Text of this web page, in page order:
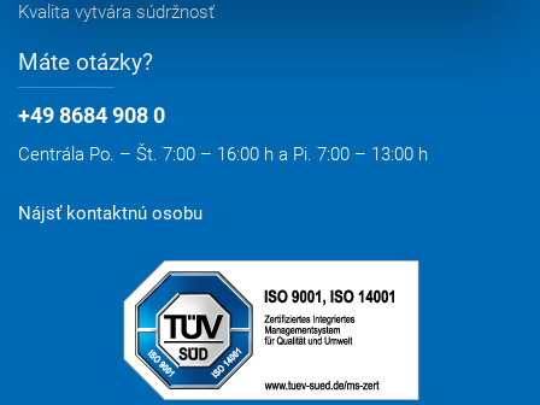
Kvalita vytvára súdržnosť
Máte otázky?
+49 8684 908 0
Centrála Po. – Št. 7:00 – 16:00 h a Pi. 7:00 – 13:00 h
Nájsť kontaktnú osobu